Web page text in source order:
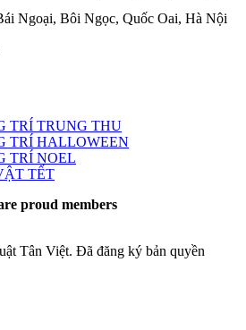
Ngoại, Bôi Ngọc, Quốc Oai, Hà Nội
TRÍ TRUNG THU
TRÍ HALLOWEEN
TRÍ NOEL
TẾT
proud members
Tân Việt. Đã đăng ký bản quyền